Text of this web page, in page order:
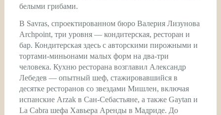
белыми грибами.
В Savras, спроектированном бюро Валерия Лизунова
Archpoint, три уровня — кондитерская, ресторан и
бар. Кондитерская здесь с авторскими пирожными и
тортами-миньонами малых форм на два-три
человека. Кухню ресторана возглавил Александр
Лебедев — опытный шеф, стажировавшийся в
десятке ресторанов со звездами Мишлен, включая
испанские Arzak в Сан-Себастьяне, а также Gaytan и
La Cabra шефа Хавьера Аренды в Мадриде. До